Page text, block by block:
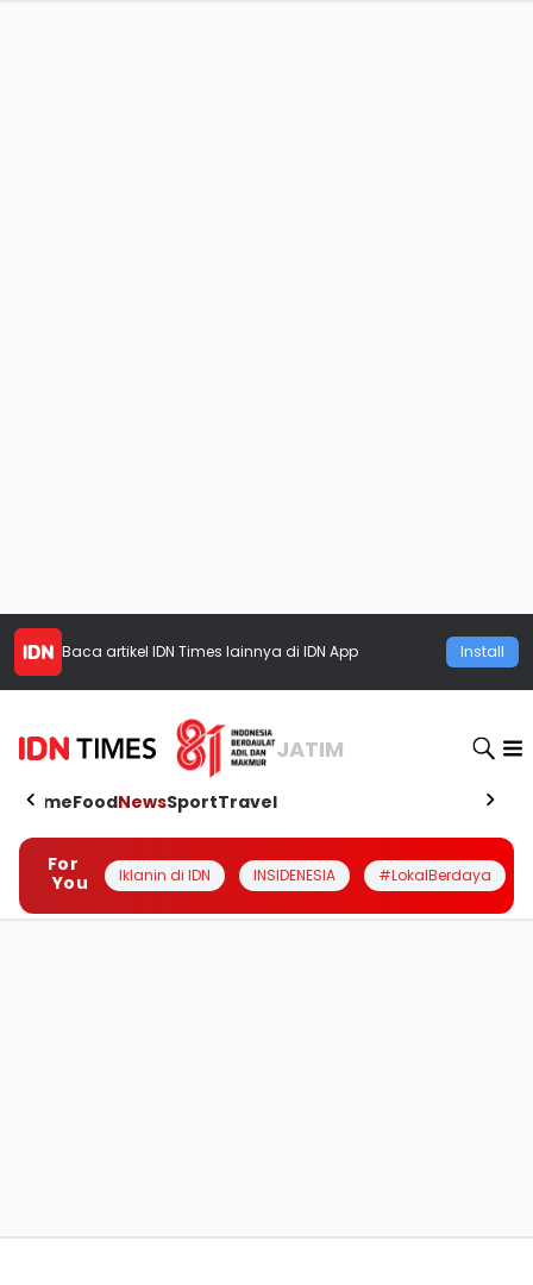
Baca artikel IDN Times lainnya di IDN App Install
JATIM
HomeFoodNewsSportTravel
For
You
Iklanin di IDN INSIDENESIA #LokalBerdaya